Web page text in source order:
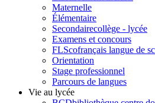
Maternelle
Élémentaire
Secondairecollège - lycée
Examens et concours
FLScofrançais langue de
Orientation
Stage professionnel
Parcours de langues
Vie au lycée